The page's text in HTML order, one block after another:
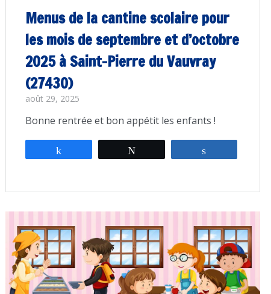
Menus de la cantine scolaire pour
les mois de septembre et d’octobre
2025 à Saint-Pierre du Vauvray
(27430)
août 29, 2025
Bonne rentrée et bon appétit les enfants !